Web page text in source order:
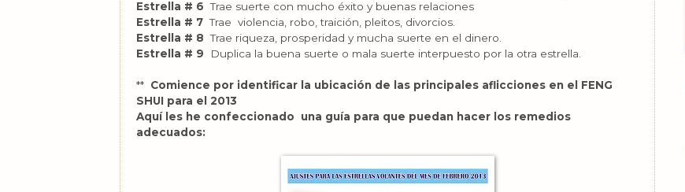
Estrella # 6 Trae suerte con mucho éxito y buenas relaciones
Estrella # 7 Trae violencia, robo, traición, pleitos, divorcios.
Estrella # 8 Trae riqueza, prosperidad y mucha suerte en el dinero.
Estrella # 9 Duplica la buena suerte o mala suerte interpuesto por la otra estrella.
** Comience por identificar la ubicación de las principales aflicciones en el FENG
SHUI para el 2013
Aquí les he confeccionado una guía para que puedan hacer los remedios
adecuados: